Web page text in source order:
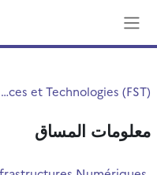
Faculté des Sciences et Technologies (FST)
معلومات المساق